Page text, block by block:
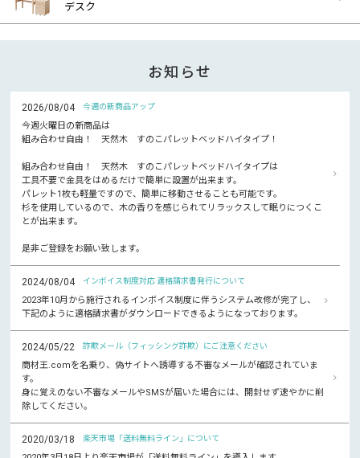
デスク
お知らせ
2026/08/04 今週の新商品アップ
今週火曜日の新商品は
組み合わせ自由！ 天然木 すのこパレットベッドハイタイプ！
組み合わせ自由！ 天然木 すのこパレットベッドハイタイプは
工具不要で金具をはめるだけで簡単に設置が出来ます。
パレット1枚も軽量ですので、簡単に移動させることも可能です。
杉を使用しているので、木の香りを感じられてリラックスして眠りにつくこ
とが出来ます。
是非ご登録をお願い致します。
2024/08/04 インボイス制度対応 適格請求書発行について
2023年10月から施行されるインボイス制度に伴うシステム改修が完了し、
下記のように適格請求書がダウンロードできるようになっております。
2024/05/22 詐欺メール（フィッシング詐欺）にご注意ください
商材王.comを名乗り、偽サイトへ誘導する不審なメールが確認されていま
す。
身に覚えのない不審なメールやSMSが届いた場合には、開封せず速やかに削
除してください。
2020/03/18 楽天市場「送料無料ライン」について